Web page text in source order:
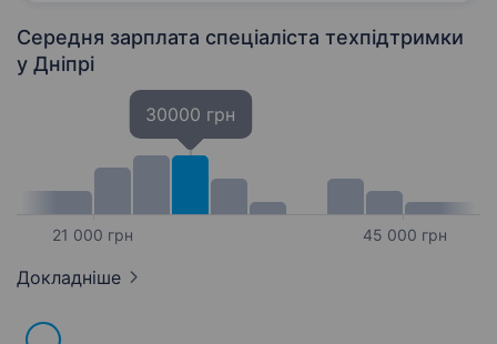
Середня зарплата спеціаліста техпідтримки
у Дніпрі
21 000 грн
30000 грн
45 000 грн
Докладніше